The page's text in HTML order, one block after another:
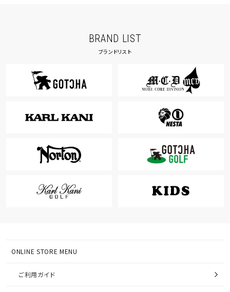
BRAND LIST
ブランドリスト
ONLINE STORE MENU
ご利用ガイド